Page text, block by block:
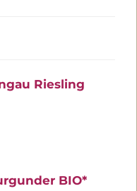
Riesling
BIO*